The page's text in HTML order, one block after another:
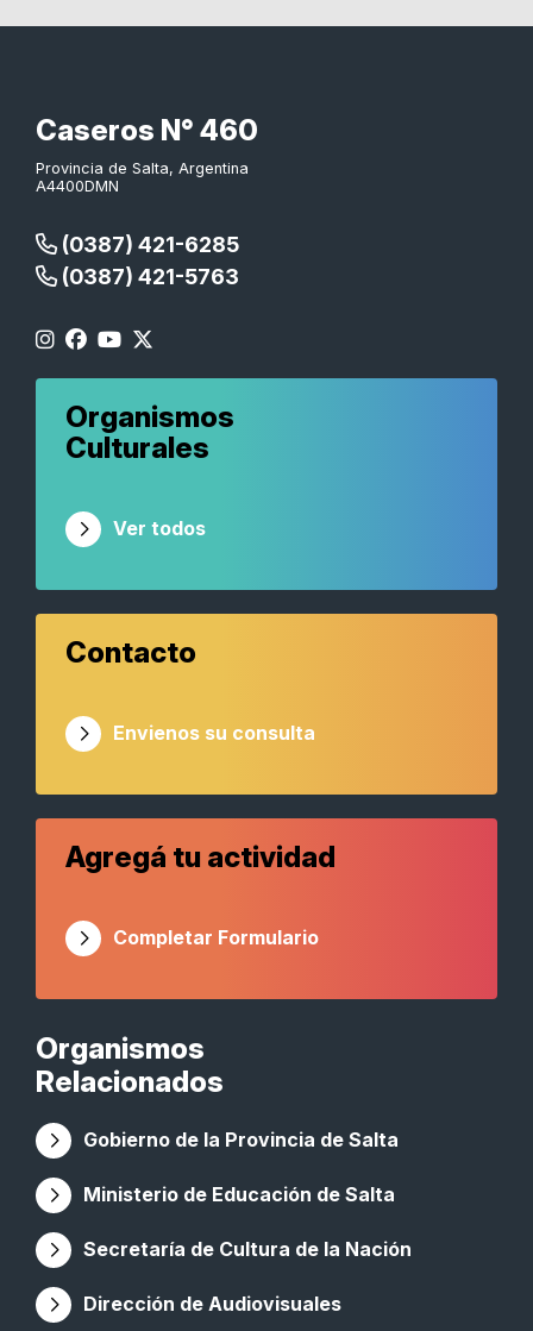
Caseros N° 460
Provincia de Salta, Argentina
A4400DMN
(0387) 421-6285
(0387) 421-5763
Organismos
Relacionados
Gobierno de la Provincia de Salta
Ministerio de Educación de Salta
Secretaría de Cultura de la Nación
Dirección de Audiovisuales
Organismos
Culturales
Ver todos
Contacto
Envienos su consulta
Agregá tu actividad
Completar Formulario